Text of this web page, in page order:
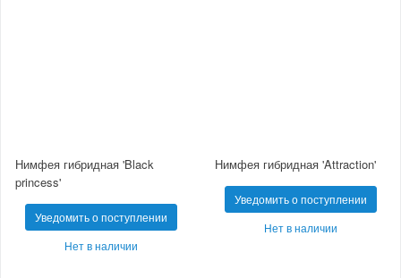
Нимфея гибридная 'Black
princess'
Уведомить о поступлении
Нет в наличии
Нимфея гибридная 'Attraction'
Уведомить о поступлении
Нет в наличии